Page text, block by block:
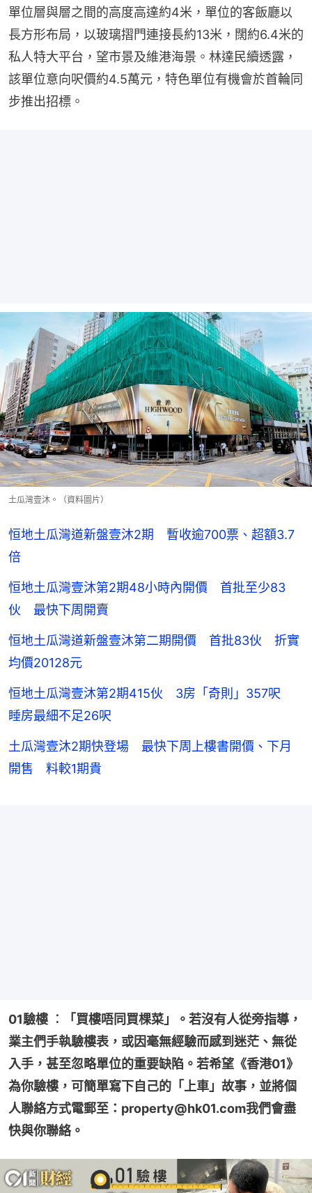
單位層與層之間的高度高達約4米，單位的客飯廳以
長方形布局，以玻璃摺門連接長約13米，闊約6.4米的
私人特大平台，望市景及維港海景。林達民續透露，
該單位意向呎價約4.5萬元，特色單位有機會於首輪同
步推出招標。
土瓜灣壹沐。（資料圖片）
恒地土瓜灣道新盤壹沐2期 暫收逾700票、超額3.7
倍
恒地土瓜灣壹沐第2期48小時內開價 首批至少83
伙 最快下周開賣
恒地土瓜灣道新盤壹沐第二期開價 首批83伙 折實
均價20128元
恒地土瓜灣壹沐第2期415伙 3房「奇則」357呎
睡房最細不足26呎
土瓜灣壹沐2期快登場 最快下周上樓書開價、下月
開售 料較1期貴
01驗樓 ︰「買樓唔同買棵菜」。若沒有人從旁指導，
業主們手執驗樓表，或因毫無經驗而感到迷茫、無從
入手，甚至忽略單位的重要缺陷。若希望《香港01》
為你驗樓，可簡單寫下自己的「上車」故事，並將個
人聯絡方式電郵至：property@hk01.com我們會盡
快與你聯絡。